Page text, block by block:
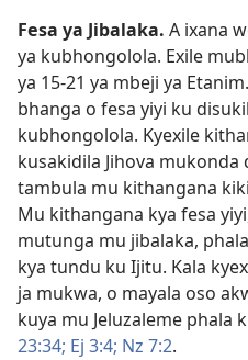
Fesa ya Jibalaka. A ixana
ya kubhongolola. Exile
ya 15-21 ya mbeji ya
bhanga o fesa yiyi ku
kubhongolola. Kyexile
kusakidila Jihova mukonda
tambula mu kithangana
Mu kithangana kya fesa
mutunga mu jibalaka,
kya tundu ku Ijitu. Kala
ja mukwa, o mayala oso
kuya mu Jeluzaleme phala
23:34; Ej 3:4; Nz 7:2.